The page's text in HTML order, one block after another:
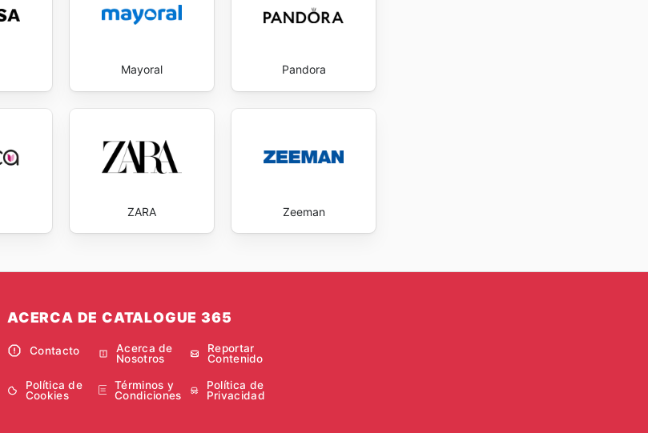
Mayoral Pandora
ZARA Zeeman
ACERCA DE CATALOGUE 365
Contacto
Acerca de
Nosotros
Reportar
Contenido
Política de
Cookies
Términos y
Condiciones
Política de
Privacidad